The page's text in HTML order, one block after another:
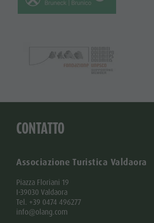
CONTATTO
Associazione Turistica Valdaora
Piazza Floriani 19
I-39030 Valdaora
Tel. +39 0474 496277
info@olang.com